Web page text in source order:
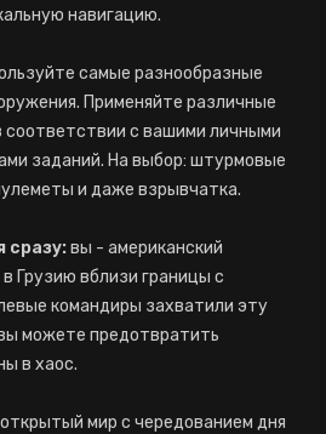
навигацию.
самые разнообразные
Применяйте различные
с вашими личными
заданий. На выбор: штурмовые
и даже взрывчатка.
сразу:вы - американский
Грузию вблизи границы с
командиры захватили эту
можете предотвратить
в хаос.
мир с чередованием дня